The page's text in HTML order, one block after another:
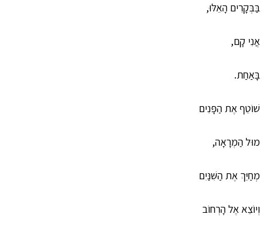
בַּבְּקָרִים הָאֵלּוּ,
אֲנִי קָם,
בָּאַחַת.
שׁוֹטֵף אֶת הַפָּנִים
מוּל הַמְרָאָה,
מְחַיֵּךְ אֶת הַשִּׁנַּיִם
וְיוֹצֵא אֶל הָרְחוֹב